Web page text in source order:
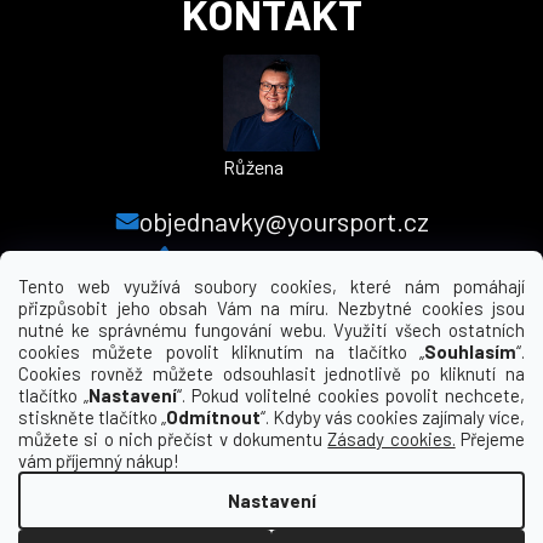
Tento web využívá soubory cookies, které nám pomáhají
přizpůsobit jeho obsah Vám na míru. Nezbytné cookies jsou
nutné ke správnému fungování webu. Využití všech ostatních
cookies můžete povolit kliknutím na tlačítko „Souhlasím“.
Cookies rovněž můžete odsouhlasit jednotlivě po kliknutí na
tlačítko „Nastavení“. Pokud volitelné cookies povolit nechcete,
stiskněte tlačítko „Odmítnout“. Kdyby vás cookies zajímaly více,
můžete si o nich přečíst v dokumentuZásady cookies. Přejeme
vám příjemný nákup!
Nastavení
KONTAKT
Růžena
objednavky@yoursport.cz
+420 224 250 000
MENU
INFORMACE PRO VÁS
KDE NÁS NAJDETE
Vytvořil Shoptet